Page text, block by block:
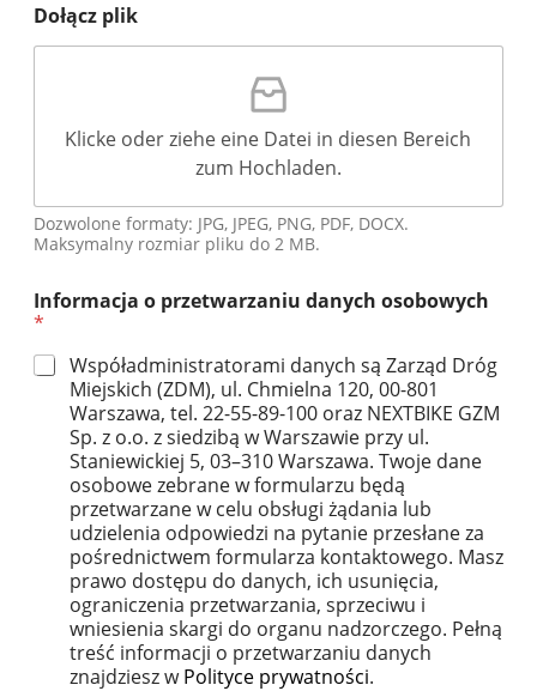
Dołącz plik
Klicke oder ziehe eine Datei in diesen Bereich
zum Hochladen.
Dozwolone formaty: JPG, JPEG, PNG, PDF, DOCX.
Maksymalny rozmiar pliku do 2 MB.
Informacja o przetwarzaniu danych osobowych
*
Współadministratorami danych są Zarząd Dróg
Miejskich (ZDM), ul. Chmielna 120, 00-801
Warszawa, tel. 22-55-89-100 oraz NEXTBIKE GZM
Sp. z o.o. z siedzibą w Warszawie przy ul.
Staniewickiej 5, 03–310 Warszawa. Twoje dane
osobowe zebrane w formularzu będą
przetwarzane w celu obsługi żądania lub
udzielenia odpowiedzi na pytanie przesłane za
pośrednictwem formularza kontaktowego. Masz
prawo dostępu do danych, ich usunięcia,
ograniczenia przetwarzania, sprzeciwu i
wniesienia skargi do organu nadzorczego. Pełną
treść informacji o przetwarzaniu danych
znajdziesz wPolityce prywatności.